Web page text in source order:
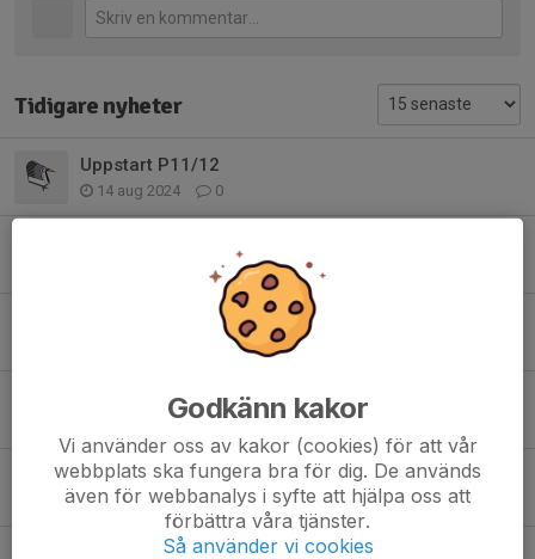
Tidigare nyheter
Uppstart P11/12
14 aug 2024 0
0
Kallelse till match och ansvars-schema
Bingolotter / kalendrar
1 nov 2023 0
INSTÄLLD TRÄNING IKVÄLL 26/10
26 okt 2023 0
Innebandy cup info
Godkänn kakor
Vi använder oss av kakor (cookies) för att vår
webbplats ska fungera bra för dig. De används
även för webbanalys i syfte att hjälpa oss att
förbättra våra tjänster.
Så använder vi cookies